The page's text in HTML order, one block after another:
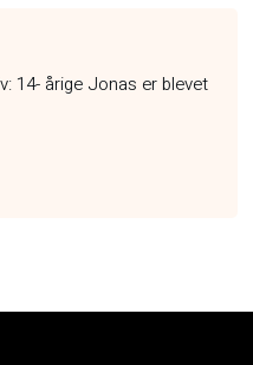
14- årige Jonas er blevet